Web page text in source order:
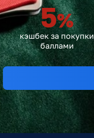
5%
кэшбек за покупки
баллами